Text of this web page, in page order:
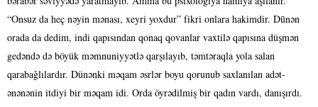
“Onsuz da heç nəyin mənası, xeyri yoxdur” fikri onlara hakimdir. Dūnən
orada da dedim, indi qapısından qonaq qovanlar vaxtilə qapısına düşmən
gedəndə də böyük məmnuniyyətlə qarşılayıb, təmtəraqla yola salan
qarabağlılardır. Dünənki məqam əsrlər boyu qorunub saxlanılan adət-
ənənənin itdiyi bir məqam idi. Orda öyrədilmiş bir qadın vardı, danışırdı.